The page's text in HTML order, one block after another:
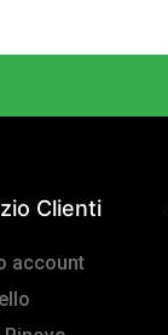
Clienti
account